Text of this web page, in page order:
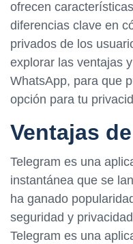
ofrecen
diferencias clave en
privados de los
explorar las ventajas
WhatsApp, para que
opción para tu
Ventajas
Telegram es una
instantánea que se
ha ganado
seguridad y
Telegram es una